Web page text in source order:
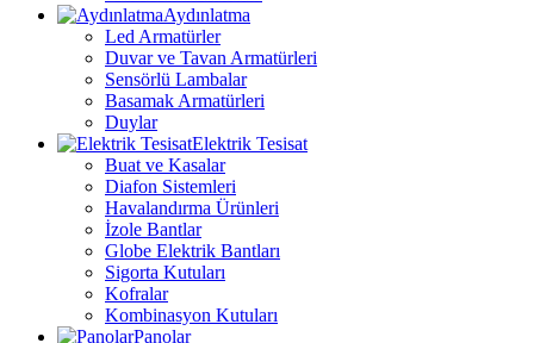
Aydınlatma
Led Armatürler
Duvar ve Tavan Armatürleri
Sensörlü Lambalar
Basamak Armatürleri
Duylar
Elektrik Tesisat
Buat ve Kasalar
Diafon Sistemleri
Havalandırma Ürünleri
İzole Bantlar
Globe Elektrik Bantları
Sigorta Kutuları
Kofralar
Kombinasyon Kutuları
Panolar